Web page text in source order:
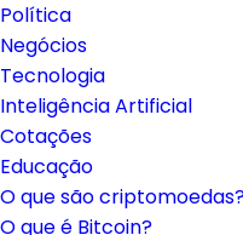
Política
Negócios
Tecnologia
Inteligência Artificial
Cotações
Educação
O que são
O que é Bitcoin?